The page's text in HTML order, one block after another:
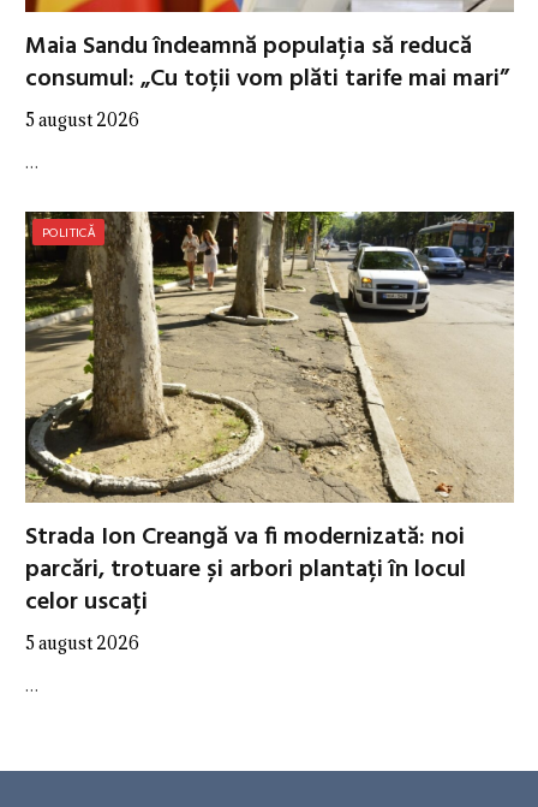
Maia Sandu îndeamnă populația să reducă
consumul: „Cu toții vom plăti tarife mai mari”
5 august 2026
…
POLITICĂ
Strada Ion Creangă va fi modernizată: noi
parcări, trotuare și arbori plantați în locul
celor uscați
5 august 2026
…